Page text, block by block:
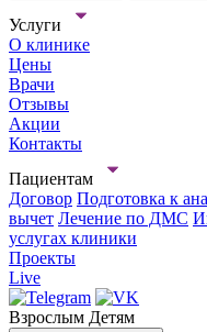
Услуги
О клинике
Цены
Врачи
Отзывы
Акции
Контакты
Пациентам
Договор Подготовка к
вычет Лечение по ДМС
услугах клиники
Проекты
Live
Взрослым Детям